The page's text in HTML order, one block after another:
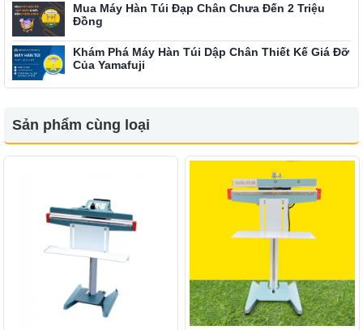
Mua Máy Hàn Túi Đạp Chân Chưa Đến 2 Triệu
Đồng
Khám Phá Máy Hàn Túi Dập Chân Thiết Kế Giá Đỡ
Của Yamafuji
Sản phẩm cùng loại